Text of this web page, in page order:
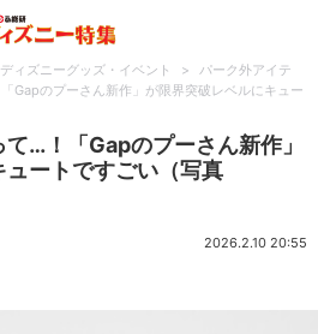
ディズニーグッズ・イベント >
パーク外アイテ
Gapのプーさん新作」が限界突破レベルにキュー
…！「Gapのプーさん新作」
ートですごい（写真
2026.2.10 20:55